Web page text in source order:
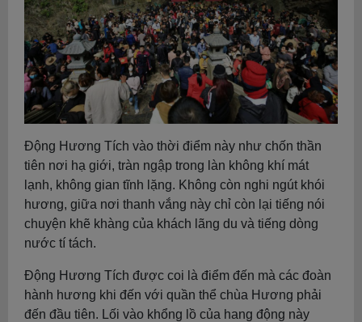
Động Hương Tích vào thời điểm này như chốn thần
tiên nơi hạ giới, tràn ngập trong làn không khí mát
lạnh, không gian tĩnh lặng. Không còn nghi ngút khói
hương, giữa nơi thanh vắng này chỉ còn lại tiếng nói
chuyện khẽ khàng của khách lãng du và tiếng dòng
nước tí tách.
Động Hương Tích được coi là điểm đến mà các đoàn
hành hương khi đến với quần thể chùa Hương phải
đến đầu tiên. Lối vào khổng lồ của hang động này